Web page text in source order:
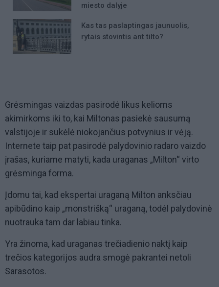
miesto dalyje
Kas tas paslaptingas jaunuolis,
rytais stovintis ant tilto?
Grėsmingas vaizdas pasirodė likus kelioms
akimirkoms iki to, kai Miltonas pasiekė sausumą
valstijoje ir sukėlė niokojančius potvynius ir vėją.
Internete taip pat pasirodė palydovinio radaro vaizdo
įrašas, kuriame matyti, kada uraganas „Milton“ virto
grėsminga forma.
Įdomu tai, kad ekspertai uraganą Milton anksčiau
apibūdino kaip „monstrišką“ uraganą, todėl palydovinė
nuotrauka tam dar labiau tinka.
Yra žinoma, kad uraganas trečiadienio naktį kaip
trečios kategorijos audra smogė pakrantei netoli
Sarasotos.